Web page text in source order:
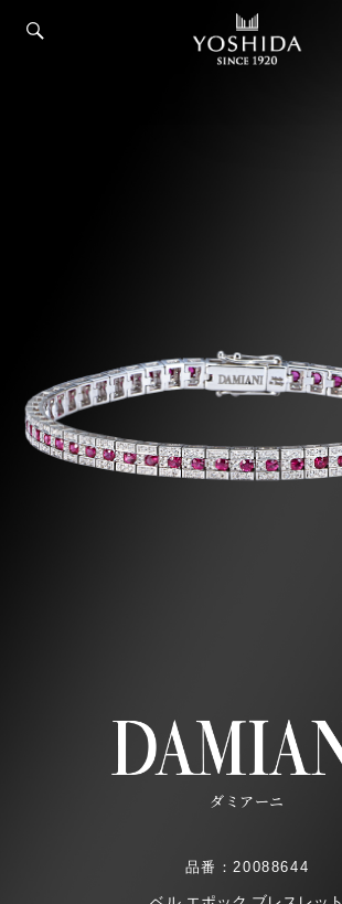
ダミアーニ
品番：20088644